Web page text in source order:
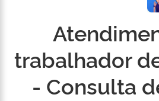
trabalhador
- Consulta